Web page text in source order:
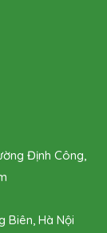
Định Công,
Biên, Hà Nội